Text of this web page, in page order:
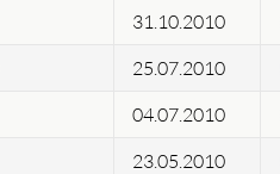
31.10.2010
25.07.2010
04.07.2010
23.05.2010